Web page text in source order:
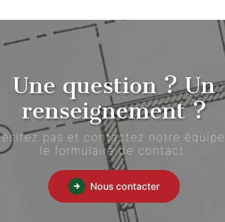
Une question ? Un
renseignement ?
pas et contactez notre
le formulaire de contact.
Nous contacter